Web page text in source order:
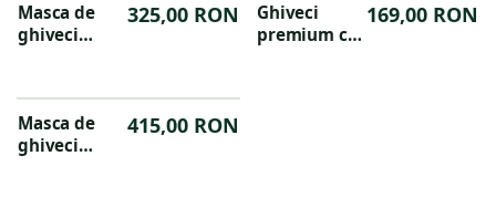
Masca de
ghiveci
Groove
36x38cm
325,00 RON
Ghiveci
premium cu
169,00 RON
Masca de
ghiveci
415,00 RON